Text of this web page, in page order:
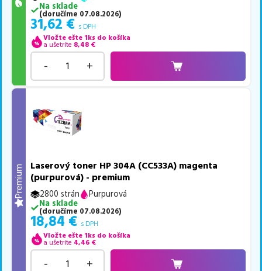
Na sklade
(doručíme 07.08.2026)
31,62 € s DPH
Vložte ešte 1ks do košíka
a ušetríte 8,48 €
- +
Premium
Laserový toner HP 304A (CC533A) magenta
(purpurová) - premium
2800 strán
Purpurová
Na sklade
(doručíme 07.08.2026)
18,84 € s DPH
Vložte ešte 1ks do košíka
a ušetríte 4,46 €
- +